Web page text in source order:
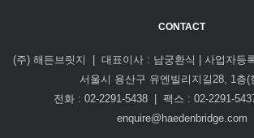
CONTACT
(주) 해든브릿지 | 대표이사 : 남궁환식 | 사업자등
서울시 용산구 유엔빌리지길28, 1층(
전화 : 02-2291-5438 | 팩스 : 02-2291-
enquire@haedenbridge.com